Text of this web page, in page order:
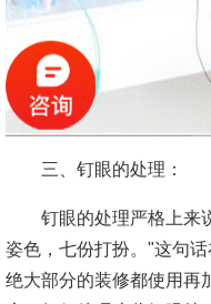
三、钉眼的处理：
钉眼的处理严格上来说
姿色，七份打扮。"这句
绝大部分的装修都使用再